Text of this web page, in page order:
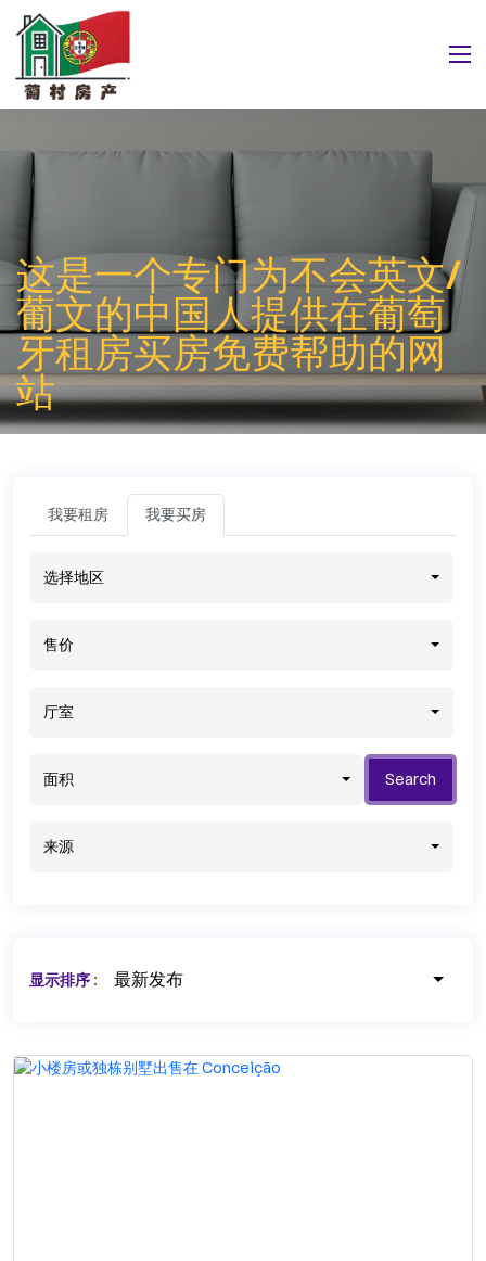
这是一个专门为不会英文/
葡文的中国人提供在葡萄
牙租房买房免费帮助的网
站
我要租房 我要买房
选择地区
售价
厅室
面积 Search
来源
显示排序 : 最新发布